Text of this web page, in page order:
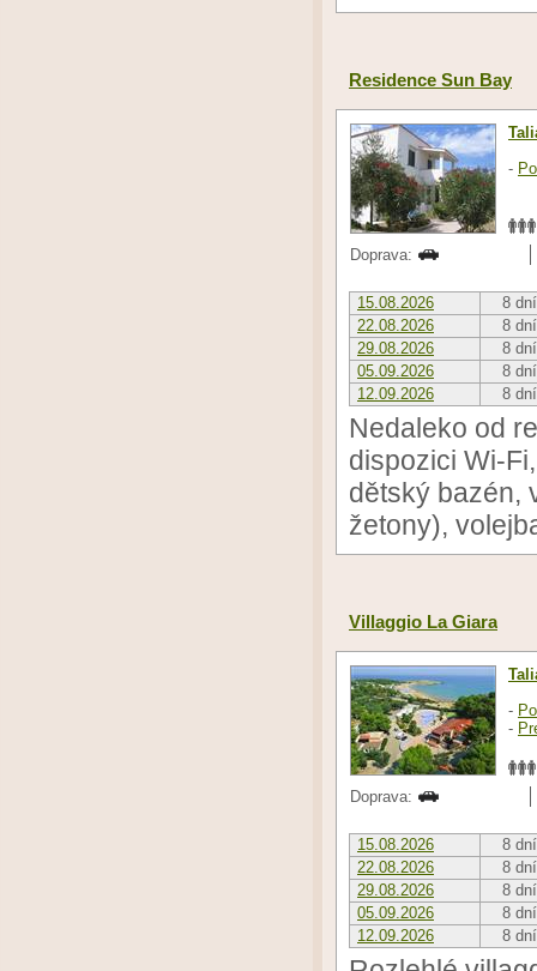
Residence Sun Bay
-
Doprava:
15.08.2026
8 dní
22.08.2026
8 dní
29.08.2026
8 dní
05.09.2026
8 dní
12.09.2026
8 dní
Nedaleko od
dispozici Wi-
dětský bazén,
žetony),
Villaggio La Giara
-
-
Doprava:
15.08.2026
8 dní
22.08.2026
8 dní
29.08.2026
8 dní
05.09.2026
8 dní
12.09.2026
8 dní